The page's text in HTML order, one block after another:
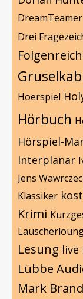
DreamTeamer
Drei
Folgenreich
Hoerspiel
Hörbuch
Hörspiel-
Interplanar
Jens
Klassiker
Krimi
Lesung live
Lübbe
Mark